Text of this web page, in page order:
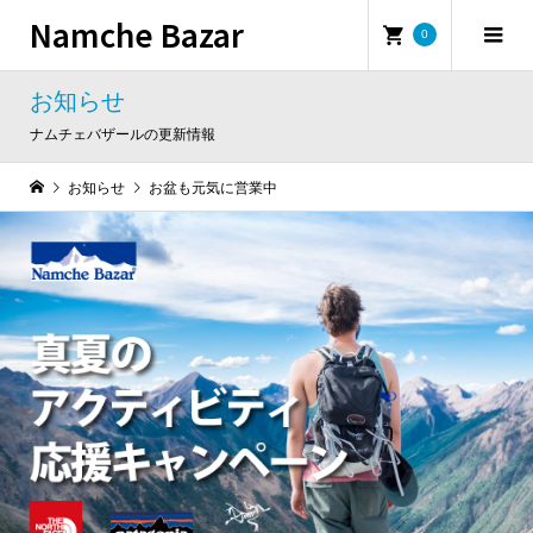
Namche Bazar 0
お知らせ
ナムチェバザールの更新情報
お知らせ お盆も元気に営業中